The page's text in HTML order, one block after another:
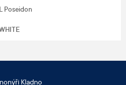
Poseidon